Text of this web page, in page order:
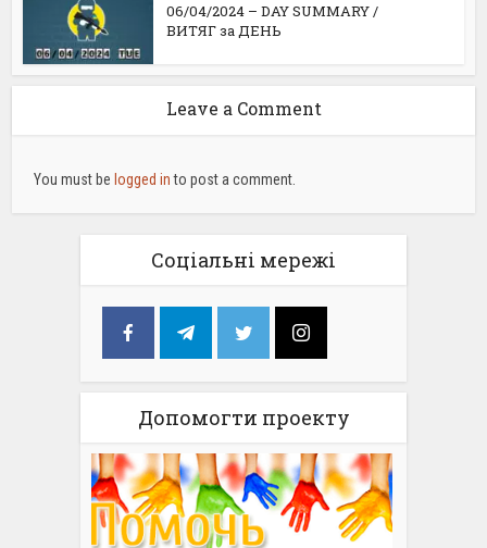
06/04/2024 – DAY SUMMARY /
ВИТЯГ за ДЕНЬ
Leave a Comment
You must be logged into post a comment.
Соціальні мережі
Допомогти проекту